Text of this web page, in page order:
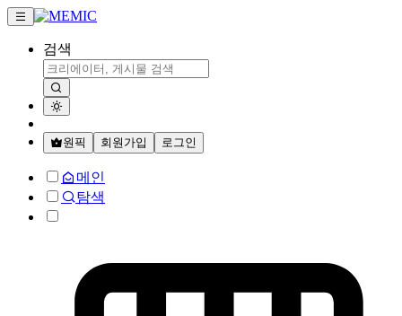
검색
원픽 회원가입 로그인
메인
탐색